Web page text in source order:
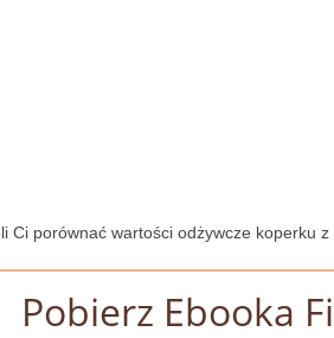
Ci porównać wartości odżywcze koperku z
Pobierz Ebooka